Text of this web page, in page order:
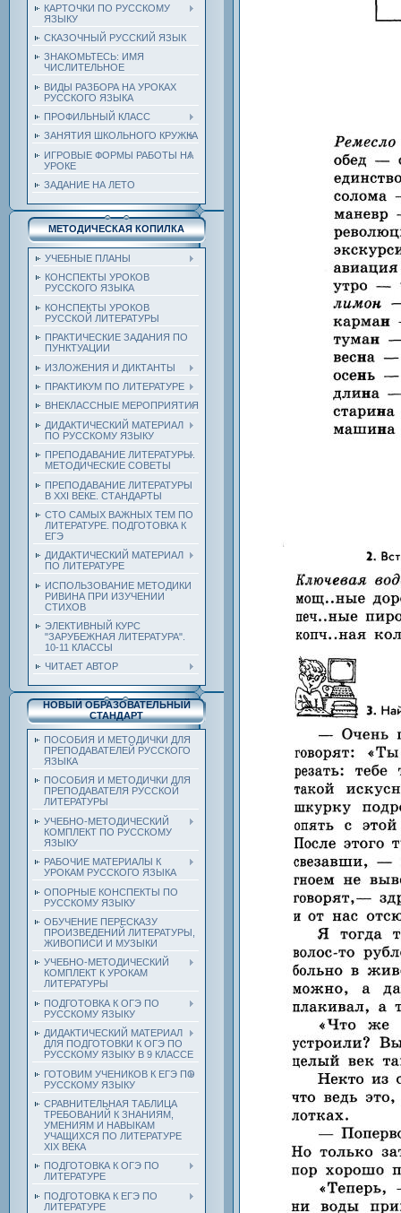
КАРТОЧКИ ПО РУССКОМУ
ЯЗЫКУ
СКАЗОЧНЫЙ РУССКИЙ ЯЗЫК
ЗНАКОМЬТЕСЬ: ИМЯ
ЧИСЛИТЕЛЬНОЕ
ВИДЫ РАЗБОРА НА УРОКАХ
РУССКОГО ЯЗЫКА
ПРОФИЛЬНЫЙ КЛАСС
ЗАНЯТИЯ ШКОЛЬНОГО КРУЖКА
ИГРОВЫЕ ФОРМЫ РАБОТЫ НА
УРОКЕ
ЗАДАНИЕ НА ЛЕТО
МЕТОДИЧЕСКАЯ КОПИЛКА
УЧЕБНЫЕ ПЛАНЫ
КОНСПЕКТЫ УРОКОВ
РУССКОГО ЯЗЫКА
КОНСПЕКТЫ УРОКОВ
РУССКОЙ ЛИТЕРАТУРЫ
ПРАКТИЧЕСКИЕ ЗАДАНИЯ ПО
ПУНКТУАЦИИ
ИЗЛОЖЕНИЯ И ДИКТАНТЫ
ПРАКТИКУМ ПО ЛИТЕРАТУРЕ
ВНЕКЛАССНЫЕ МЕРОПРИЯТИЯ
ДИДАКТИЧЕСКИЙ МАТЕРИАЛ
ПО РУССКОМУ ЯЗЫКУ
ПРЕПОДАВАНИЕ ЛИТЕРАТУРЫ.
МЕТОДИЧЕСКИЕ СОВЕТЫ
ПРЕПОДАВАНИЕ ЛИТЕРАТУРЫ
В XXI ВЕКЕ. СТАНДАРТЫ
СТО САМЫХ ВАЖНЫХ ТЕМ ПО
ЛИТЕРАТУРЕ. ПОДГОТОВКА К
ЕГЭ
ДИДАКТИЧЕСКИЙ МАТЕРИАЛ
ПО ЛИТЕРАТУРЕ
ИСПОЛЬЗОВАНИЕ МЕТОДИКИ
РИВИНА ПРИ ИЗУЧЕНИИ
СТИХОВ
ЭЛЕКТИВНЫЙ КУРС
"ЗАРУБЕЖНАЯ ЛИТЕРАТУРА".
10-11 КЛАССЫ
ЧИТАЕТ АВТОР
НОВЫЙ ОБРАЗОВАТЕЛЬНЫЙ
СТАНДАРТ
ПОСОБИЯ И МЕТОДИЧКИ ДЛЯ
ПРЕПОДАВАТЕЛЕЙ РУССКОГО
ЯЗЫКА
ПОСОБИЯ И МЕТОДИЧКИ ДЛЯ
ПРЕПОДАВАТЕЛЯ РУССКОЙ
ЛИТЕРАТУРЫ
УЧЕБНО-МЕТОДИЧЕСКИЙ
КОМПЛЕКТ ПО РУССКОМУ
ЯЗЫКУ
РАБОЧИЕ МАТЕРИАЛЫ К
УРОКАМ РУССКОГО ЯЗЫКА
ОПОРНЫЕ КОНСПЕКТЫ ПО
РУССКОМУ ЯЗЫКУ
ОБУЧЕНИЕ ПЕРЕСКАЗУ
ПРОИЗВЕДЕНИЙ ЛИТЕРАТУРЫ,
ЖИВОПИСИ И МУЗЫКИ
УЧЕБНО-МЕТОДИЧЕСКИЙ
КОМПЛЕКТ К УРОКАМ
ЛИТЕРАТУРЫ
ПОДГОТОВКА К ОГЭ ПО
РУССКОМУ ЯЗЫКУ
ДИДАКТИЧЕСКИЙ МАТЕРИАЛ
ДЛЯ ПОДГОТОВКИ К ОГЭ ПО
РУССКОМУ ЯЗЫКУ В 9 КЛАССЕ
ГОТОВИМ УЧЕНИКОВ К ЕГЭ ПО
РУССКОМУ ЯЗЫКУ
СРАВНИТЕЛЬНАЯ ТАБЛИЦА
ТРЕБОВАНИЙ К ЗНАНИЯМ,
УМЕНИЯМ И НАВЫКАМ
УЧАЩИХСЯ ПО ЛИТЕРАТУРЕ
ХIХ ВЕКА
ПОДГОТОВКА К ОГЭ ПО
ЛИТЕРАТУРЕ
ПОДГОТОВКА К ЕГЭ ПО
ЛИТЕРАТУРЕ